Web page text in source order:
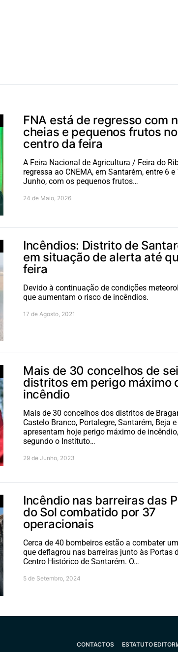
FNA está de regresso com
cheias e pequenos frutos no
centro da feira
A Feira Nacional de Agricultura / Feira do
regressa ao CNEMA, em Santarém, entre 6 e
Junho, com os pequenos frutos…
24 de Maio, 2026
Incêndios: Distrito de
em situação de alerta até
feira
Devido à continuação de condições
que aumentam o risco de incêndios.
17 de Agosto, 2021
Mais de 30 concelhos de
distritos em perigo máximo
incêndio
Mais de 30 concelhos dos distritos de
Castelo Branco, Portalegre, Santarém, Beja
apresentam hoje perigo máximo de incêndio,
segundo o Instituto…
29 de Junho, 2023
Incêndio nas barreiras das
do Sol combatido por 37
operacionais
Cerca de 40 bombeiros estão a combater
que deflagrou nas barreiras junto às Portas
Centro Histórico de Santarém. O…
5 de Setembro, 2024
CONTACTOS ESTATUTO